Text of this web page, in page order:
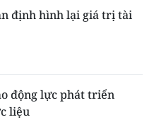
định hình lại giá trị tài
động lực phát triển
liệu